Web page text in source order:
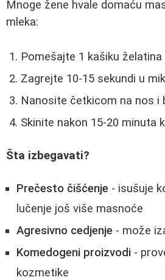
Mnoge žene hvale domaću
mleka:
Pomešajte 1 kašiku želatina
Zagrejte 10-15 sekundi u
Nanosite četkicom na nos i
Skinite nakon 15-20 minuta
Šta izbegavati?
Prečesto čišćenje - isušuje
lučenje još više masnoće
Agresivno cedjenje - može
Komedogeni proizvodi -
kozmetike